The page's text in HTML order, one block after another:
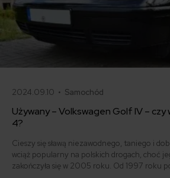
2024.09.10 • Samochód
Używany – Volkswagen Golf IV –
4?
Cieszy się sławą niezawodnego, taniego i
wciąż popularny na polskich drogach, choć
zakończyła się w 2005 roku. Od 1997 roku